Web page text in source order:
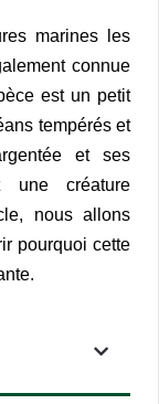
marines les
connue
est un petit
tempérés et
et ses
une créature
nous allons
pourquoi cette